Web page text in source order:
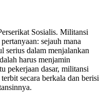
Sosialis. Militansi
sejauh mana
serius dalam menjalankan
harus menjamin
pekerjaan dasar, militansi
secara berkala dan berisi